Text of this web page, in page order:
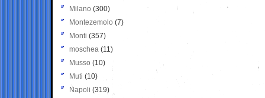
Milano (300)
Montezemolo (7)
Monti (357)
moschea (11)
Musso (10)
Muti (10)
Napoli (319)